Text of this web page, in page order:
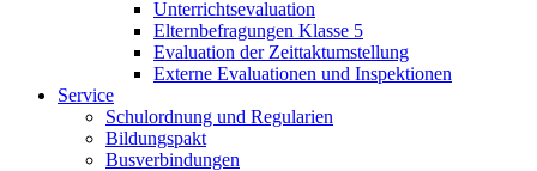
Unterrichtsevaluation
Elternbefragungen Klasse 5
Evaluation der Zeittaktumstellung
Externe Evaluationen und Inspektionen
Service
Schulordnung und Regularien
Bildungspakt
Busverbindungen